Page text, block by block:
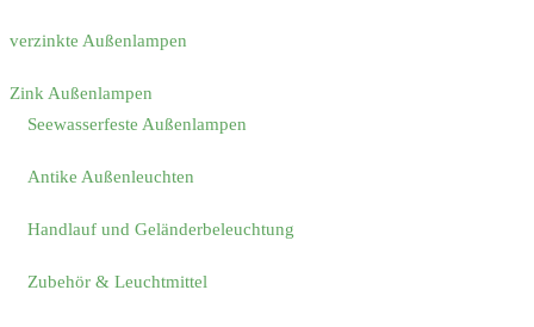
verzinkte Außenlampen
Zink Außenlampen
Seewasserfeste Außenlampen
Antike Außenleuchten
Handlauf und Geländerbeleuchtung
Zubehör & Leuchtmittel